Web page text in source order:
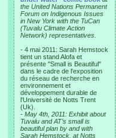
the United Nations Permanent
Forum on Indigenous Issues
in New York with the TuCan
(Tuvalu Climate Action
Network) representatives.
- 4 mai 2011: Sarah Hemstock
tient un stand Alofa et
présente "Small is Beautiful"
dans le cadre de l'exposition
du réseau de recherche en
environnement et
développement durable de
l'Université de Notts Trent
(Uk).
- May 4th, 2011: Exhibit about
Tuvalu and AT’s small is
beautiful plan by and with
Sarah Hemstock. at Notts